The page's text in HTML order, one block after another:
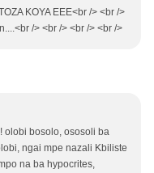
KOYA EEE<br /> <br />
/> <br /> <br /> <br />
olobi bosolo, ososoli ba
ngai mpe nazali Kbiliste
na ba hypocrites,